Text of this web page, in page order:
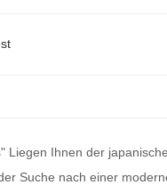
Liegen Ihnen der
Suche nach einer